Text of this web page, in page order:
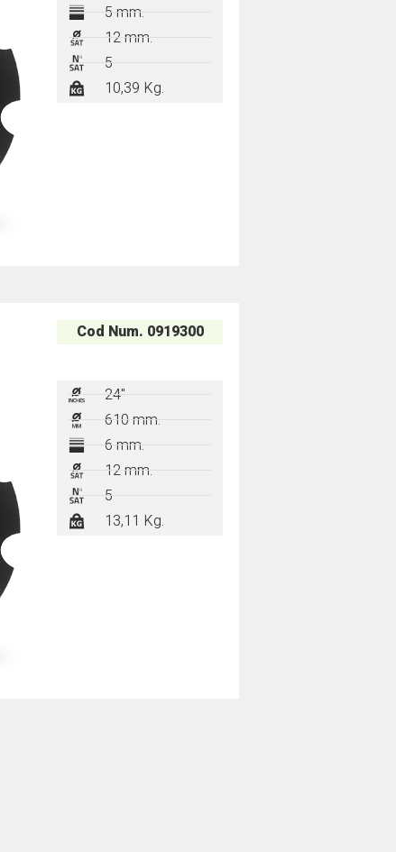
5 mm.
12 mm.
5
10,39 Kg.
Cod Num. 0919300
24"
610 mm.
6 mm.
12 mm.
5
13,11 Kg.